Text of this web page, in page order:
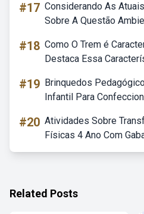
#17 Considerando As
Sobre A Questão
#18 Como O Trem é
Destaca Essa
#19 Brinquedos
Infantil Para
#20 Atividades Sobre
Físicas 4 Ano Com
Related Posts